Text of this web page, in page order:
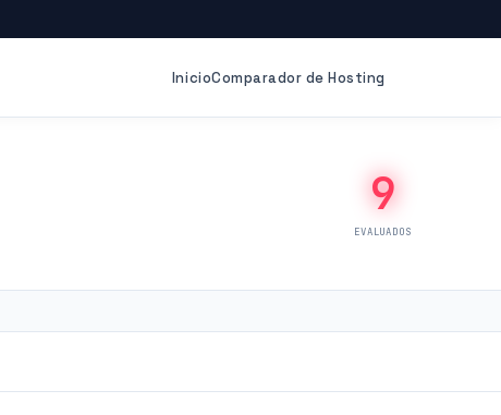
InicioComparador de Hosting
9
EVALUADOS